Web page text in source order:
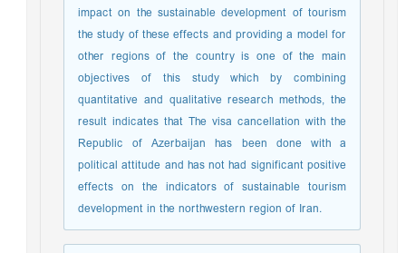
impact on the sustainable development of tourism
the study of these effects and providing a model for
other regions of the country is one of the main
objectives of this study which by combining
quantitative and qualitative research methods, the
result indicates that The visa cancellation with the
Republic of Azerbaijan has been done with a
political attitude and has not had significant positive
effects on the indicators of sustainable tourism
development in the northwestern region of Iran.